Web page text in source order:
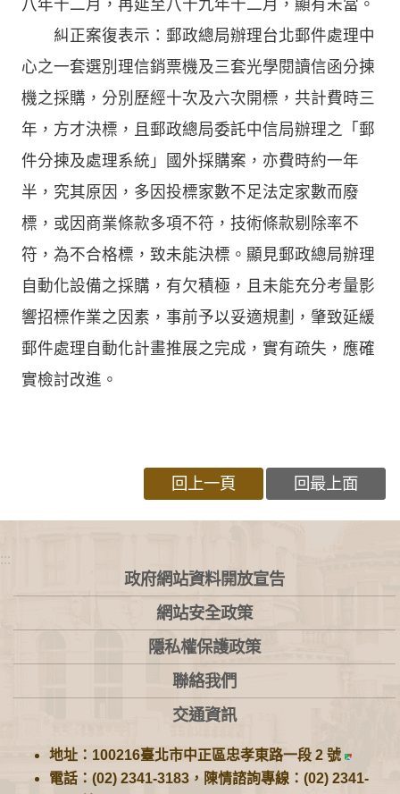
八年十二月，再延至八十九年十二月，顯有未當。
糾正案復表示：郵政總局辦理台北郵件處理中
心之一套選別理信銷票機及三套光學閱讀信函分揀
機之採購，分別歷經十次及六次開標，共計費時三
年，方才決標，且郵政總局委託中信局辦理之「郵
件分揀及處理系統」國外採購案，亦費時約一年
半，究其原因，多因投標家數不足法定家數而廢
標，或因商業條款多項不符，技術條款剔除率不
符，為不合格標，致未能決標。顯見郵政總局辦理
自動化設備之採購，有欠積極，且未能充分考量影
響招標作業之因素，事前予以妥適規劃，肇致延緩
郵件處理自動化計畫推展之完成，實有疏失，應確
實檢討改進。
回上一頁 回最上面
:::
政府網站資料開放宣告
網站安全政策
隱私權保護政策
聯絡我們
交通資訊
地址：100216臺北市中正區忠孝東路一段 2 號
電話：(02) 2341-3183，陳情諮詢專線：(02) 2341-